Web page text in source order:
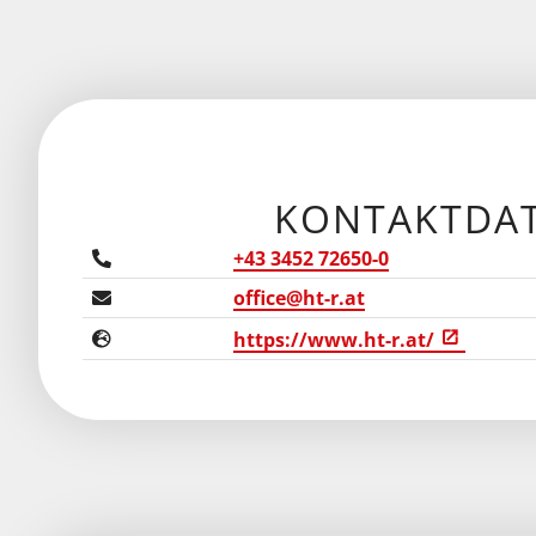
+43 3452 72650-0
office@ht-r.at
https://www.ht-r.at/